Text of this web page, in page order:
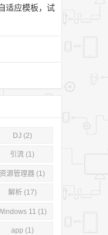
适应模板，试
DJ (2)
引流 (1)
资源管理器 (1)
解析 (17)
11 (1)
app (1)